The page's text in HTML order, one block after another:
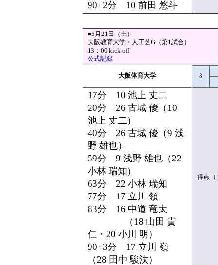
90+2分 10 前田 悠斗
■5月21日（土）
大阪教育大学・人工芝G（第1試合）
13：00 kick off
公式記録
大阪体育大学 8
17分 10 池上 丈二
20分 26 古城 優（10
池上 丈二）
40分 26 古城 優（9 浅
野 雄也）
59分 9 浅野 雄也（22
小林 瑞知）
63分 22 小林 瑞知
77分 17 立川 領
83分 16 中道 竜太
（18 山田 貴
仁・20 小川 明）
90+3分 17 立川 嶺
（28 田中 駿汰）
得点（